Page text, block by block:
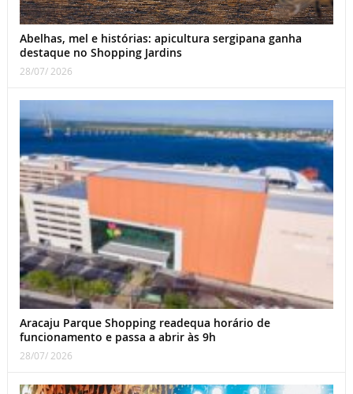
Abelhas, mel e histórias: apicultura sergipana ganha
destaque no Shopping Jardins
28/07/ 2026
Aracaju Parque Shopping readequa horário de
funcionamento e passa a abrir às 9h
28/07/ 2026